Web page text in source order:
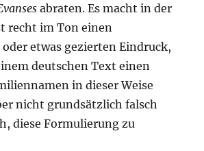
abraten. Es macht in der
recht im Ton einen
etwas gezierten Eindruck,
deutschen Text einen
in dieser Weise
nicht grundsätzlich falsch
diese Formulierung zu